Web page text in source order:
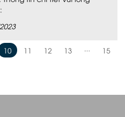
10 11 12 13
15